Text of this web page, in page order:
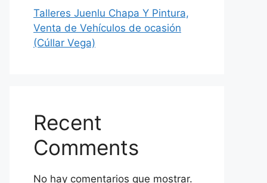
Talleres Juenlu Chapa Y Pintura,
Venta de Vehículos de ocasión
(Cúllar Vega)
Recent
Comments
No hay comentarios que mostrar.